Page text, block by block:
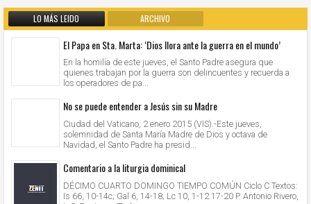
LO MÁS LEIDO ARCHIVO
El Papa en Sta. Marta: ‘Dios llora ante la guerra en el mundo’
En la homilía de este jueves, el Santo Padre asegura que
quienes trabajan por la guerra son delincuentes y recuerda a
los operadores de pa...
No se puede entender a Jesús sin su Madre
Ciudad del Vaticano, 2 enero 2015 (VIS).-Este jueves,
solemnidad de Santa María Madre de Dios y octava de
Navidad, el Santo Padre ha presid...
Comentario a la liturgia dominical
DÉCIMO CUARTO DOMINGO TIEMPO COMÚN Ciclo C Textos:
Is 66, 10-14c; Gal 6, 14-18; Lc 10, 1-12.17-20 P. Antonio Rivero,